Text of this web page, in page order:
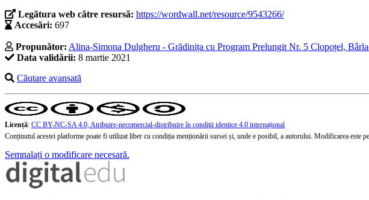
Legătura web către resursă: https://wordwall.net/resource/9543266/
Accesări: 697
Propunător: Alina-Simona Dulgheru - Grădinița cu Program Prelungit Nr. 5 Clopoțel,
Data validării: 8 martie 2021
Căutare avansată
Licență: CC BY-NC-SA 4.0, Atribuire-necomercial-distribuire în condiţii identice 4.0 internațional
Conținutul acestei platforme poate fi utilizat liber cu condiția menționării sursei și, unde e posibil, a autorului. Modificarea este
Semnalați o modificare necesară.